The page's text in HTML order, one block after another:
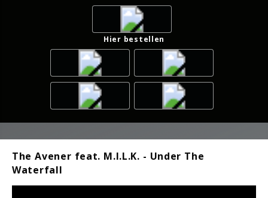
Hier bestellen
The Avener feat. M.I.L.K. - Under The
Waterfall